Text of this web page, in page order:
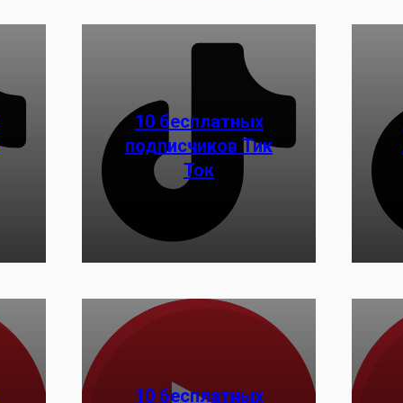
10 бесплатных
подписчиков Тик
Ток
Заказать
10 бесплатных